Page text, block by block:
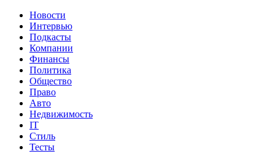
Новости
Интервью
Подкасты
Компании
Финансы
Политика
Общество
Право
Авто
Недвижимость
IT
Стиль
Тесты